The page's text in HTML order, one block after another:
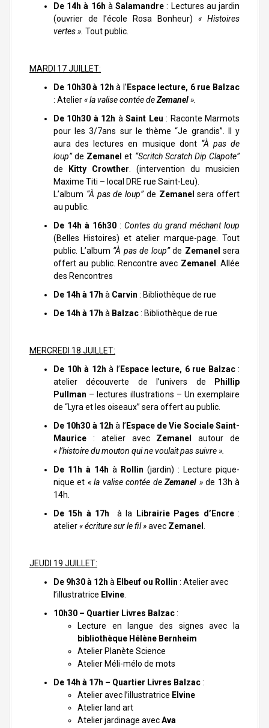
De 14h à 16h àSalamandre : Lectures au jardin
(ouvrier de l’école Rosa Bonheur) « Histoires
vertes ». Tout public.
MARDI 17 JUILLET:
De 10h30 à 12h à l’ Espace lecture, 6 rue Balzac
: Atelier« la valise contée deZemanel».
De 10h30 à 12h àSaint Leu : Raconte Marmots
pour les 3/7ans sur le thème “Je grandis”. Il y
aura des lectures en musique dont “À pas de
loup”de Zemanel et “Scritch Scratch Dip Clapote”
de Kitty Crowther . (intervention du musicien
Maxime Titi – local DRE rue Saint-Leu).
L’album “À pas de loup”de Zemanel sera offert
au public.
De 14h à 16h30 : Contes du grand méchant loup
(Belles Histoires) et atelier marque-page. Tout
public. L’album “À pas de loup”de Zemanel sera
offert au public. Rencontre avec Zemanel
. Allée
des Rencontres
De 14h à 17h à Carvin : Bibliothèque de rue
De 14h à 17h à Balzac: Bibliothèque de rue
MERCREDI 18 JUILLET:
De 10h à 12h à l’ Espace lecture, 6 rue Balzac :
atelier découverte de l’univers de
Phillip
Pullman – lectures illustrations – Un exemplaire
de “Lyra et les oiseaux” sera offert au public.
De 10h30 à 12h à l’ Espace de Vie Sociale Saint-
Maurice : atelier avec Zemanel
autour de
« l’histoire du mouton qui ne voulait pas suivre ».
De 11h à 14h à Rollin (jardin) : Lecture pique-
nique et « la valise contée deZemanel »de 13h à
14h.
De 15h à 17h à la Librairie Pages d’Encre:
atelier« écriture sur le fil »avec Zemanel
JEUDI 19 JUILLET:
De 9h30 à 12h à Elbeuf ou Rollin : Atelier avec
l’illustratrice Elvine
10h30 – Quartier Livres Balzac:
Lecture en langue des signes avec la
bibliothèque Hélène Bernheim
Atelier Planète Science
Atelier Méli-mélo de mots
De 14h à 17h – Quartier Livres Balzac:
Atelier avec l’illustratrice Elvine
Atelier land art
Atelier jardinage avecAva